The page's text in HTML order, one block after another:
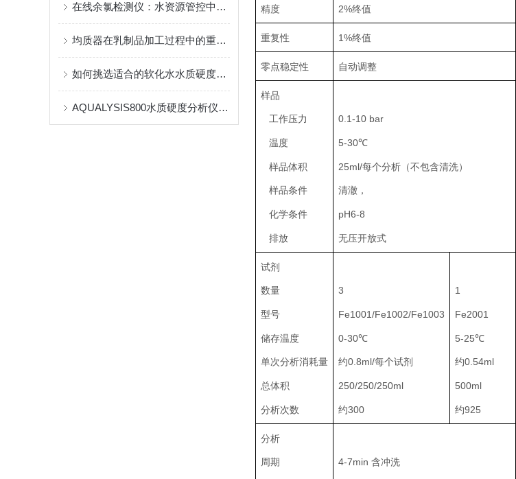
在线余氯检测仪：水资源管控中的余氯精准测量利器
均质器在乳制品加工过程中的重要作用
如何挑选适合的软化水水质硬度分析仪？
AQUALYSIS800水质硬度分析仪在酒水行业的应用
精度 2%终值
重复性 1%终值
零点稳定性 自动调整
样品
工作压力
温度
样品体积
样品条件
化学条件
排放
0.1-10 bar
5-30℃
25ml/每个分析（不包含清洗）
清澈，
pH6-8
无压开放式
试剂
数量
型号
储存温度
单次分析消耗量
总体积
分析次数
3
Fe1001/Fe1002/Fe1003
0-30℃
约0.8ml/每个试剂
250/250/250ml
约300
1
Fe2001
5-25℃
约0.54ml
500ml
约925
分析
周期 4-7min 含冲洗